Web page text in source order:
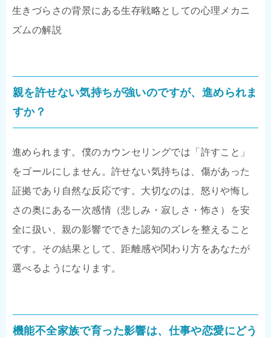
生きづらさの背景にある生存戦略としての心理メカニ
ズムの解説
親を許せない気持ちが強いのですが、進められま
すか？
進められます。僕のカウンセリングでは「許すこと」
をゴールにしません。許せない気持ちは、傷があった
証拠であり自然な反応です。大切なのは、怒りや悔し
さの奥にある一次感情（悲しみ・寂しさ・怖さ）を安
全に扱い、親の影響でできた認知のズレを整えること
です。その結果として、距離感や関わり方をあなたが
選べるようになります。
機能不全家族で育った影響は、仕事や恋愛にどう